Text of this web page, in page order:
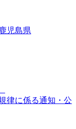
鹿児島県
律に係る通知・公